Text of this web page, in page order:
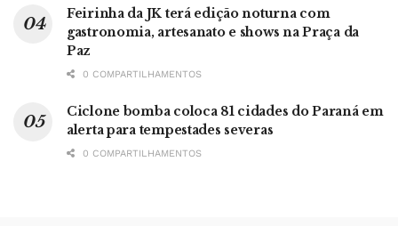
Feirinha da JK terá edição noturna com
gastronomia, artesanato e shows na Praça da
Paz
0 COMPARTILHAMENTOS
Ciclone bomba coloca 81 cidades do Paraná em
alerta para tempestades severas
0 COMPARTILHAMENTOS